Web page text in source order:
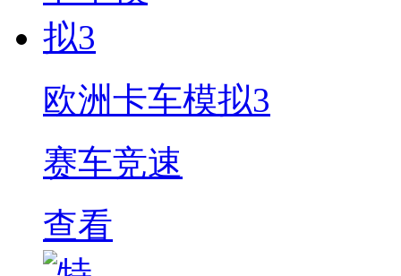
欧洲卡车模拟3
赛车竞速
查看